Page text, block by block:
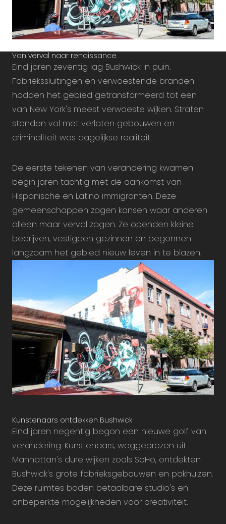
Van verval naar renaissance
Eind jaren zeventig lag Bushwick in puin.
Fabriekssluitingen en verwoestende branden
hadden het gebied getransformeerd tot een
van New York's meest verwoeste wijken. Straten
stonden vol met verlaten gebouwen en
criminaliteit was dagelijkse realiteit.
De eerste tekenen van verandering kwamen
begin jaren tachtig met de aankomst van
Hispanische en Latino immigranten. Deze
gemeenschappen zagen kansen waar anderen
alleen maar verval zagen. Ze openden kleine
bedrijven, vestigden gezinnen en begonnen
langzaam het gebied nieuw leven in te blazen.
Kunstenaars ontdekken Bushwick
Eind jaren negentig begon een nieuwe golf van
verandering. Kunstenaars, weggeprezen uit
Manhattan's dure wijken zoals SoHo, ontdekten
Bushwick's grote fabrieksgebouwen en pakhuizen.
Deze ruimtes boden betaalbare studio's en
onbeperkte mogelijkheden voor creativiteit.